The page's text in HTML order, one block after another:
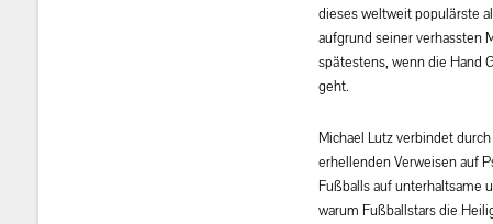
dieses weltweit populärste
aufgrund seiner verhassten
spätestens, wenn die Hand
geht.
Michael Lutz verbindet
erhellenden Verweisen auf
Fußballs auf unterhaltsame
warum Fußballstars die